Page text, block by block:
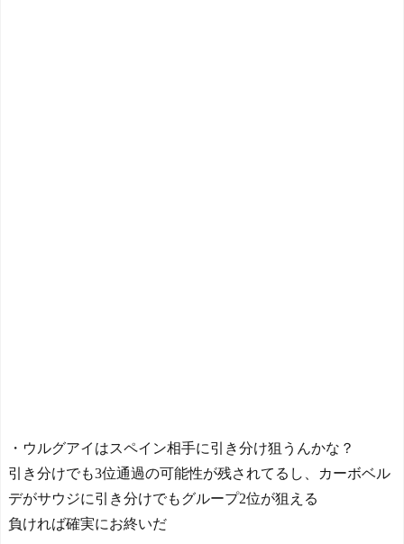
・ウルグアイはスペイン相手に引き分け狙うんかな？
引き分けでも3位通過の可能性が残されてるし、カーボベル
デがサウジに引き分けでもグループ2位が狙える
負ければ確実にお終いだ